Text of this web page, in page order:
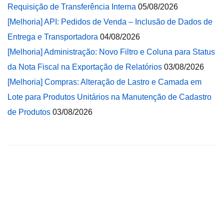
Requisição de Transferência Interna 05/08/2026
[Melhoria] API: Pedidos de Venda – Inclusão de Dados de
Entrega e Transportadora 04/08/2026
[Melhoria] Administração: Novo Filtro e Coluna para Status
da Nota Fiscal na Exportação de Relatórios 03/08/2026
[Melhoria] Compras: Alteração de Lastro e Camada em
Lote para Produtos Unitários na Manutenção de Cadastro
de Produtos 03/08/2026